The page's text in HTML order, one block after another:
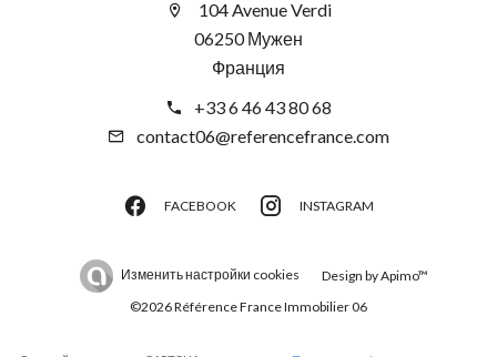
104 Avenue Verdi
06250 Мужен
Франция
+33 6 46 43 80 68
contact06@referencefrance.com
FACEBOOK INSTAGRAM
Изменить настройки cookies Design byApimo™
©2026 Référence France Immobilier 06